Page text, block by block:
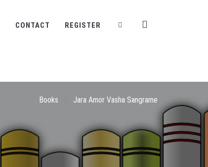
CONTACT REGISTER
Books Jara Amor Vasha Sangrame